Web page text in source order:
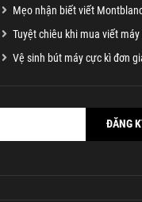
Mẹo nhận biết viết
Tuyệt chiêu khi mua viết
Vệ sinh bút máy cực kì đơn